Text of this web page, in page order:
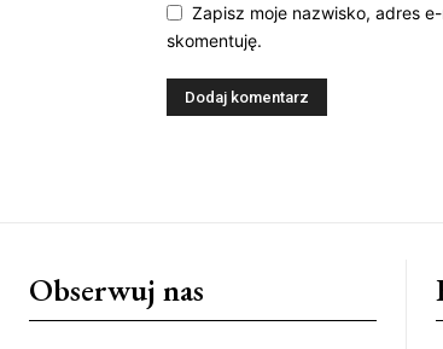
Zapisz moje nazwisko, adres
skomentuję.
Obserwuj nas